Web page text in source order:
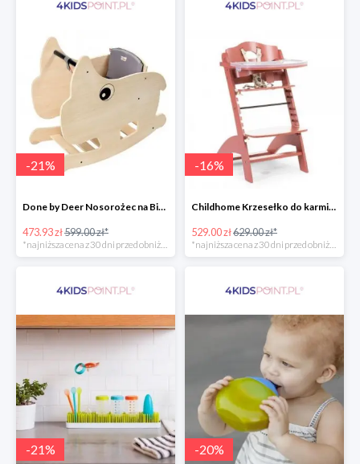
-21%
Done by Deer Nosorożec na Biegunach
473.93 zł599.00 zł*
-16%
Childhome Krzesełko do karmienia Lambda 3 ceglaste
529.00 zł629.00 zł*
-21% -20%